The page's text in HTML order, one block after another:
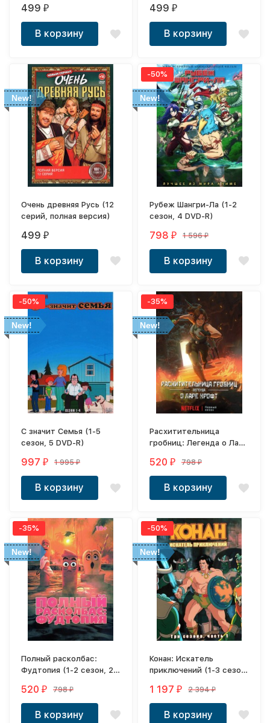
499₽
В корзину
499₽
В корзину
New!
Очень древняя Русь (12
серий, полная версия)
499₽
В корзину
New!
-50%
Рубеж Шангри-Ла (1-2
сезон, 4 DVD-R)
798₽ 1 596₽
В корзину
New!
-50%
С значит Семья (1-5
сезон, 5 DVD-R)
997₽ 1 995₽
В корзину
New!
-35%
Расхитительница
гробниц: Легенда о Ларе
DVD-R)
520₽ 798₽
В корзину
New!
-35%
Полный расколбас:
Фудтопия (1-2 сезон, 2
520₽ 798₽
В корзину
New!
-50%
Конан: Искатель
приключений (1-3 сезон,
1 197₽ 2 394₽
В корзину